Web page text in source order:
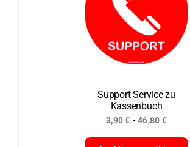
auf.
Die
Optionen
können
Produktseite
gewählt
werden
Support Service zu
Kassenbuch
3,90€ -46,80 €